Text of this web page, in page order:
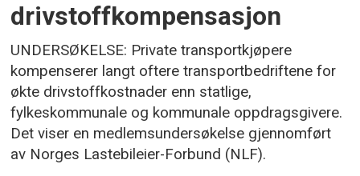
drivstoffkompensasjon
UNDERSØKELSE: Private transportkjøpere
kompenserer langt oftere transportbedriftene for
økte drivstoffkostnader enn statlige,
fylkeskommunale og kommunale oppdragsgivere.
Det viser en medlemsundersøkelse gjennomført
av Norges Lastebileier-Forbund (NLF).